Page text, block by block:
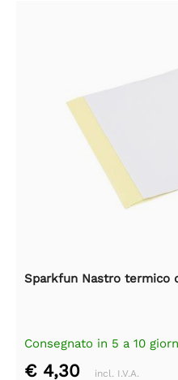
Sparkfun Nastro termico
Consegnato in 5 a 10
€ 4,30 incl. I.V.A.